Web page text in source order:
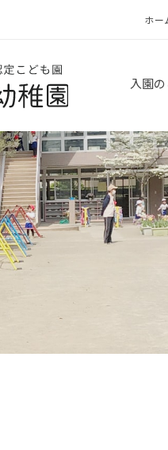
ホー
入園